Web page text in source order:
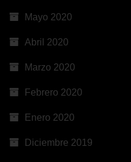
Mayo 2020
Abril 2020
Marzo 2020
Febrero 2020
Enero 2020
Diciembre 2019